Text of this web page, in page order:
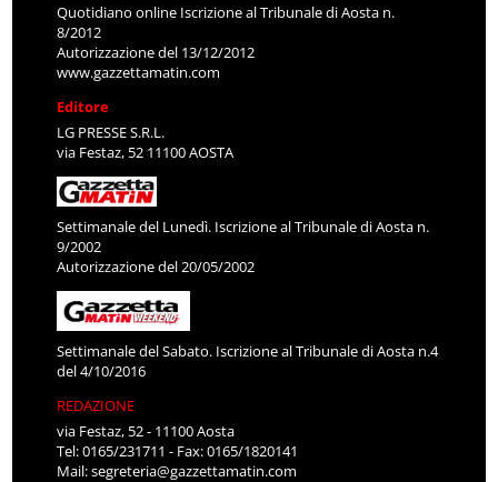
Quotidiano online Iscrizione al Tribunale di Aosta n.
8/2012
Autorizzazione del 13/12/2012
www.gazzettamatin.com
Editore
LG PRESSE S.R.L.
via Festaz, 52 11100 AOSTA
Settimanale del Lunedì. Iscrizione al Tribunale di Aosta n.
9/2002
Autorizzazione del 20/05/2002
Settimanale del Sabato. Iscrizione al Tribunale di Aosta n.4
del 4/10/2016
REDAZIONE
via Festaz, 52 - 11100 Aosta
Tel: 0165/231711 - Fax: 0165/1820141
Mail:segreteria@gazzettamatin.com